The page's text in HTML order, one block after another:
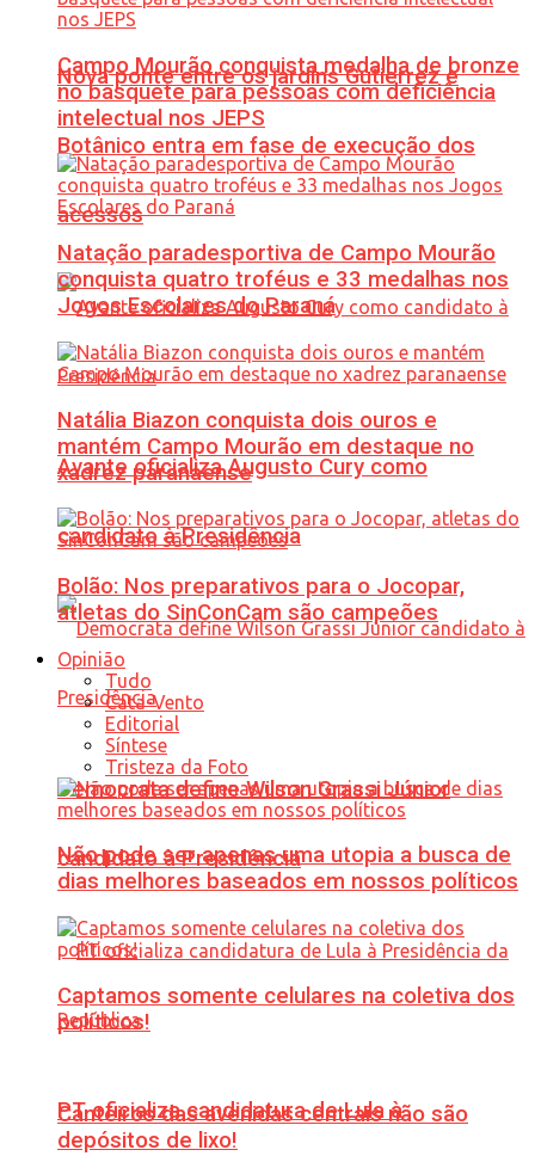
Nova ponte entre os jardins Gutierrez e
Botânico entra em fase de execução dos
acessos
Avante oficializa Augusto Cury como
candidato à Presidência
Democrata define Wilson Grassi Júnior
candidato à Presidência
PT oficializa candidatura de Lula à
Campo Mourão conquista medalha de bronze
no basquete para pessoas com deficiência
intelectual nos JEPS
Natação paradesportiva de Campo Mourão
conquista quatro troféus e 33 medalhas nos
Jogos Escolares do Paraná
Natália Biazon conquista dois ouros e
mantém Campo Mourão em destaque no
xadrez paranaense
Bolão: Nos preparativos para o Jocopar,
atletas do SinConCam são campeões
Opinião
Tudo
Cata-Vento
Editorial
Síntese
Tristeza da Foto
Não pode ser apenas uma utopia a busca de
dias melhores baseados em nossos políticos
Captamos somente celulares na coletiva dos
políticos!
Canteiros das avenidas centrais não são
depósitos de lixo!